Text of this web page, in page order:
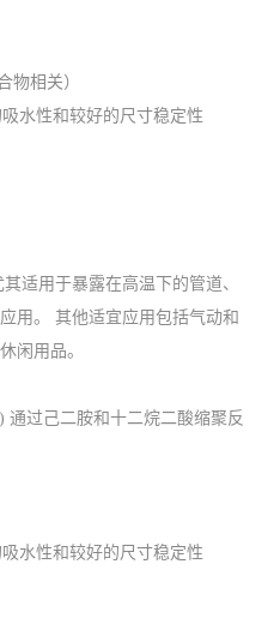
物相关）
水性和较好的尺寸稳定性
适用于暴露在高温下的管道、
用。 其他适宜应用包括气动和
闲用品。
通过己二胺和十二烷二酸缩聚反
水性和较好的尺寸稳定性